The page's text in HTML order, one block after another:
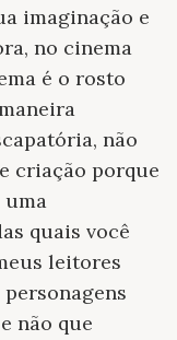
imaginação e
no cinema
é o rosto
não
criação porque
uma
quais você
leitores
não que